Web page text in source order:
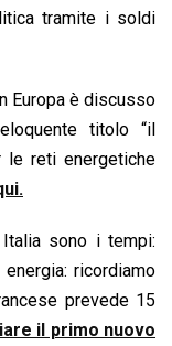
tramite i soldi
Europa è discusso
titolo “il
le reti energetiche
sono i tempi:
ricordiamo
prevede 15
il primo nuovo